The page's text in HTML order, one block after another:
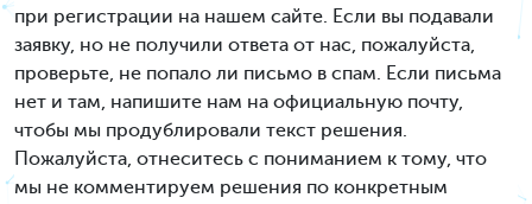
при регистрации на нашем сайте. Если вы подавали
заявку, но не получили ответа от нас, пожалуйста,
проверьте, не попало ли письмо в спам. Если письма
нет и там, напишите нам на официальную почту,
чтобы мы продублировали текст решения.
Пожалуйста, отнеситесь с пониманием к тому, что
мы не комментируем решения по конкретным